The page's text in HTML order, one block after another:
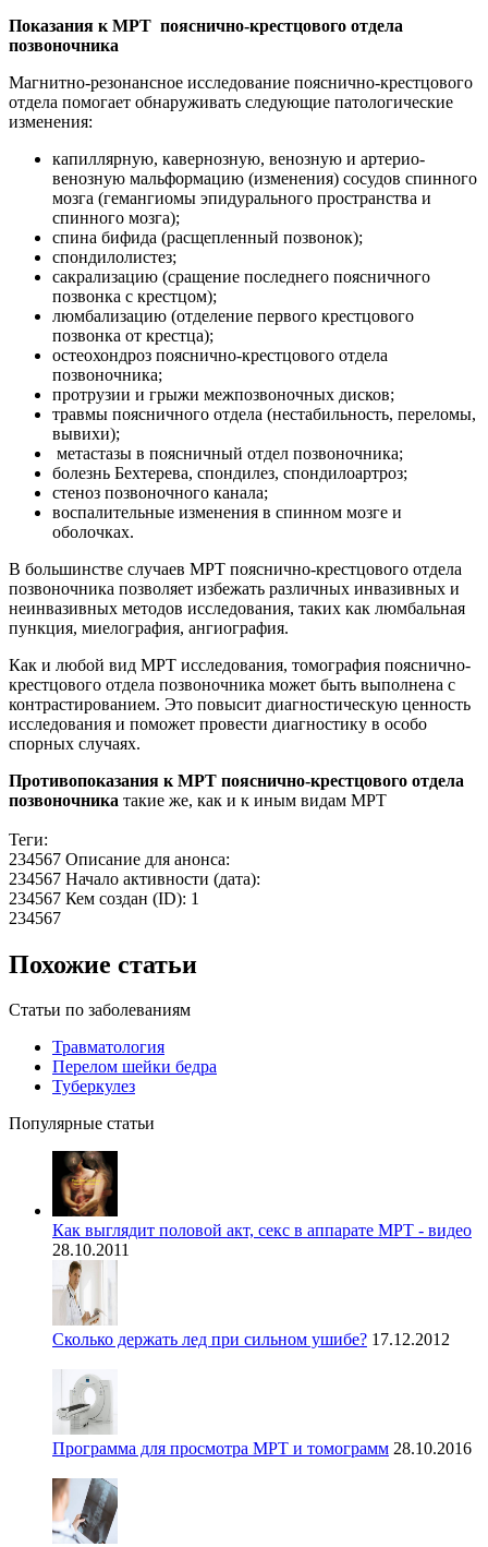
Показания к МРТ пояснично-крестцового отдела
позвоночника
Магнитно-резонансное исследование пояснично-крестцового
отдела помогает обнаруживать следующие патологические
изменения:
капиллярную, кавернозную, венозную и артерио-
венозную мальформацию (изменения) сосудов спинного
мозга (гемангиомы эпидурального пространства и
спинного мозга);
спина бифида (расщепленный позвонок);
спондилолистез;
сакрализацию (сращение последнего поясничного
позвонка с крестцом);
люмбализацию (отделение первого крестцового
позвонка от крестца);
остеохондроз пояснично-крестцового отдела
позвоночника;
протрузии и грыжи межпозвоночных дисков;
травмы поясничного отдела (нестабильность, переломы,
вывихи);
метастазы в поясничный отдел позвоночника;
болезнь Бехтерева, спондилез, спондилоартроз;
стеноз позвоночного канала;
воспалительные изменения в спинном мозге и
оболочках.
В большинстве случаев МРТ пояснично-крестцового отдела
позвоночника позволяет избежать различных инвазивных и
неинвазивных методов исследования, таких как люмбальная
пункция, миелография, ангиография.
Как и любой вид МРТ исследования, томография пояснично-
крестцового отдела позвоночника может быть выполнена с
контрастированием. Это повысит диагностическую ценность
исследования и поможет провести диагностику в особо
спорных случаях.
Противопоказания к МРТ пояснично-крестцового отдела
позвоночника такие же, как и к иным видам МРТ
Теги:
234567 Описание для анонса:
234567 Начало активности (дата):
234567 Кем создан (ID): 1
234567
Похожие статьи
Статьи по заболеваниям
Травматология
Перелом шейки бедра
Туберкулез
Популярные статьи
Как выглядит половой акт, секс в аппарате МРТ - видео
28.10.2011
Сколько держать лед при сильном ушибе? 17.12.2012
Программа для просмотра МРТ и томограмм 28.10.2016